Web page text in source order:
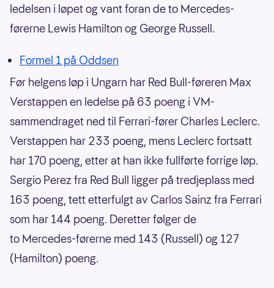
ledelsen i løpet og vant foran de to Mercedes-
førerne Lewis Hamilton og George Russell.
Formel 1 på Oddsen
Før helgens løp i Ungarn har Red Bull-føreren Max
Verstappen en ledelse på 63 poeng i VM-
sammendraget ned til Ferrari-fører Charles Leclerc.
Verstappen har 233 poeng, mens Leclerc fortsatt
har 170 poeng, etter at han ikke fullførte forrige løp.
Sergio Perez fra Red Bull ligger på tredjeplass med
163 poeng, tett etterfulgt av Carlos Sainz fra Ferrari
som har 144 poeng. Deretter følger de
to Mercedes-førerne med 143 (Russell) og 127
(Hamilton) poeng.